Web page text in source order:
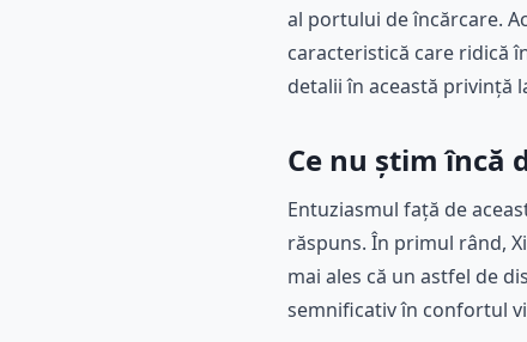
al portului de încărcare.
caracteristică care ridică
detalii în această privință
Ce nu știm încă
Entuziasmul față de
răspuns. În primul rând,
mai ales că un astfel de
semnificativ în confortul